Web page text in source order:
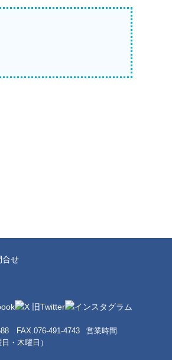
合せ
FAX.076-491-4743
営業時間
・木曜日）